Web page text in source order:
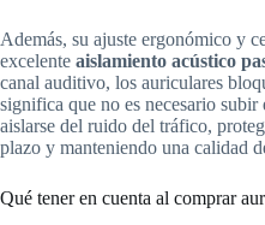
Además, su ajuste ergonómico y
excelente aislamiento acústico
canal auditivo, los auriculares
significa que no es necesario
aislarse del ruido del tráfico,
plazo y manteniendo una calidad
Qué tener en cuenta al comprar